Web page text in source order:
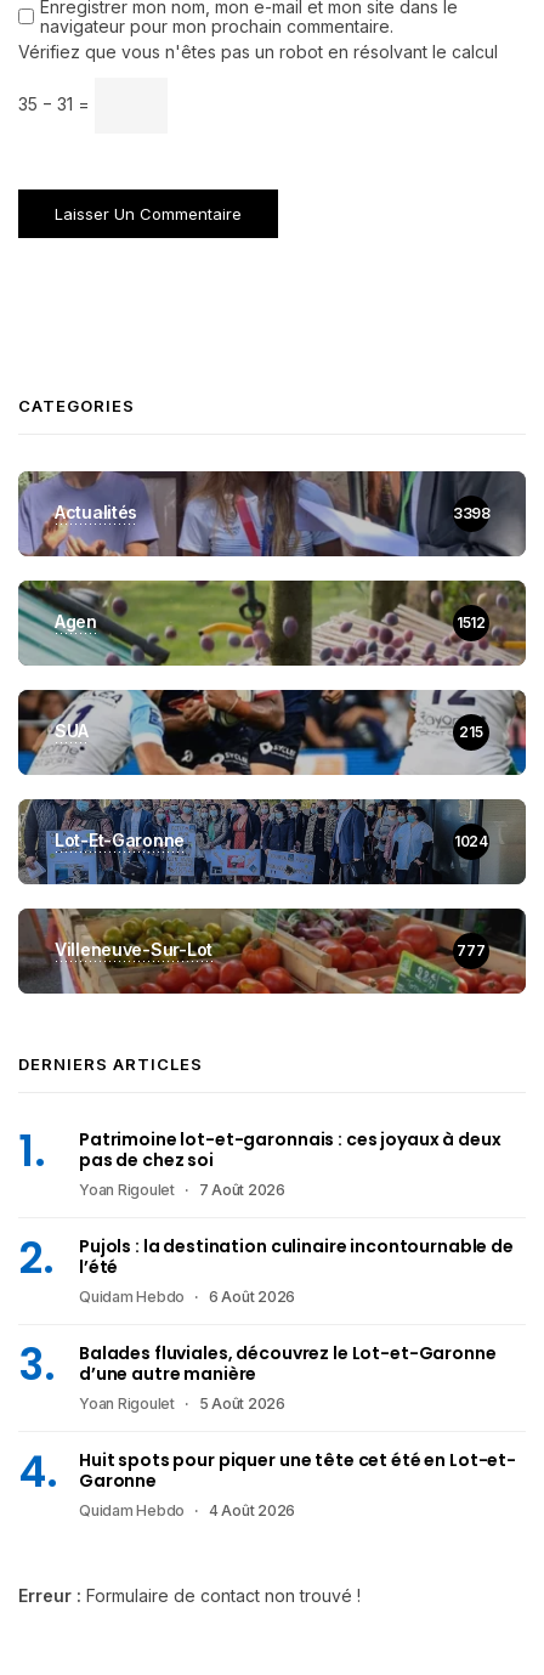
Enregistrer mon nom, mon e-mail et mon site dans le
navigateur pour mon prochain commentaire.
Vérifiez que vous n'êtes pas un robot en résolvant le calcul
35 − 31 =
CATEGORIES
Actualités 3398
Agen 1512
SUA 215
Lot-Et-Garonne 1024
Villeneuve-Sur-Lot 777
DERNIERS ARTICLES
Patrimoine lot-et-garonnais : ces joyaux à deux
pas de chez soi
Yoan Rigoulet 7 Août 2026
Pujols : la destination culinaire incontournable de
l’été
Quidam Hebdo 6 Août 2026
Balades fluviales, découvrez le Lot-et-Garonne
d’une autre manière
Yoan Rigoulet 5 Août 2026
Huit spots pour piquer une tête cet été en Lot-et-
Garonne
Quidam Hebdo 4 Août 2026
Erreur : Formulaire de contact non trouvé !